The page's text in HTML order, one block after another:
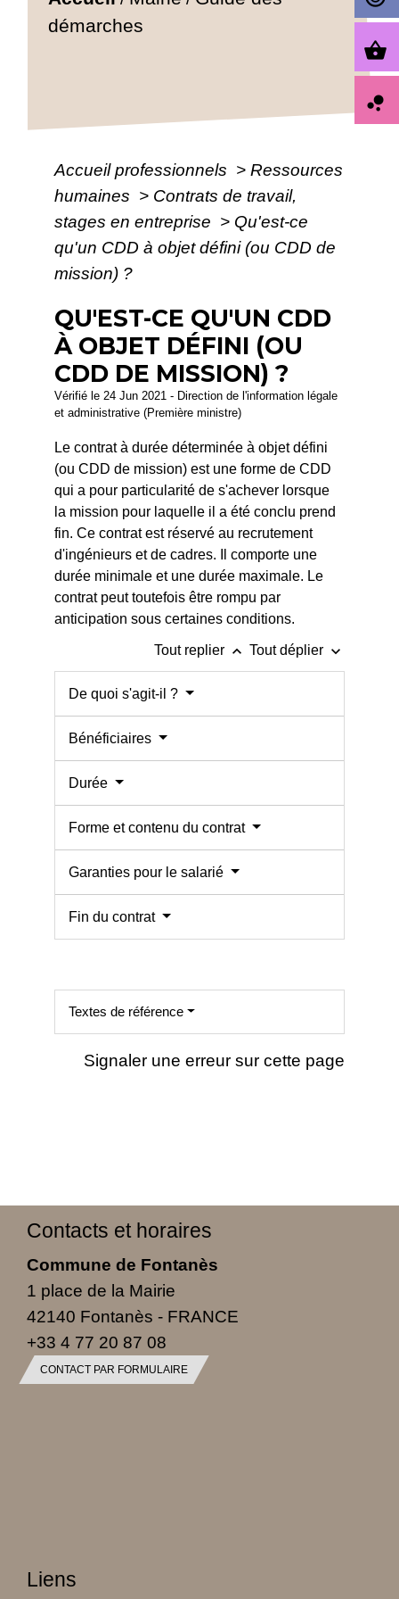
démarches
Accueil professionnels > Ressources
humaines > Contrats de travail,
stages en entreprise > Qu'est-ce
qu'un CDD à objet défini (ou CDD de
mission) ?
QU'EST-CE QU'UN CDD
À OBJET DÉFINI (OU
CDD DE MISSION) ?
Vérifié le 24 Jun 2021 - Direction de l'information légale
et administrative (Première ministre)
Le contrat à durée déterminée à objet défini
(ou CDD de mission) est une forme de CDD
qui a pour particularité de s'achever lorsque
la mission pour laquelle il a été conclu prend
fin. Ce contrat est réservé au recrutement
d'ingénieurs et de cadres. Il comporte une
durée minimale et une durée maximale. Le
contrat peut toutefois être rompu par
anticipation sous certaines conditions.
Tout replier keyboard_arrow_up Tout déplier keyboard_arrow_down
De quoi s'agit-il ?
Bénéficiaires
Durée
Forme et contenu du contrat
Garanties pour le salarié
Fin du contrat
Textes de référence
Signaler une erreur sur cette page
shopping_basket
bubble_chart
Contacts et horaires
Commune de Fontanès
1 place de la Mairie
42140 Fontanès - FRANCE
+33 4 77 20 87 08
CONTACT PAR FORMULAIRE
Liens